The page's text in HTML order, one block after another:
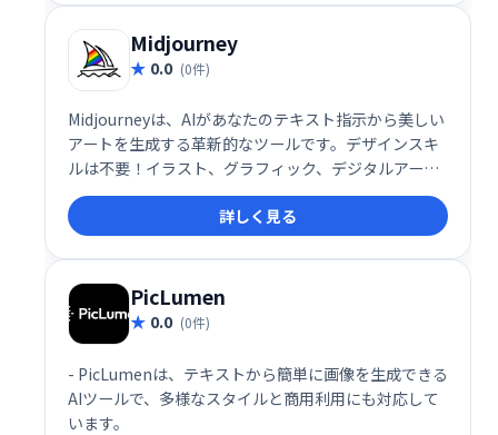
ールです。
Midjourney
0.0 (0件)
Midjourneyは、AIがあなたのテキスト指示から美しい
アートを生成する革新的なツールです。デザインスキ
ルは不要！イラスト、グラフィック、デジタルアート
などを手軽に制作できます。クリエイティブなプロジ
ェクト、広告、プレゼンテーションなど、様々な用途
で活用可能です。特別な才能やスキルがなくても、想
像力を形にするお手伝いをします。
詳しく見る
PicLumen
0.0 (0件)
- PicLumenは、テキストから簡単に画像を生成できる
AIツールで、多様なスタイルと商用利用にも対応して
います。